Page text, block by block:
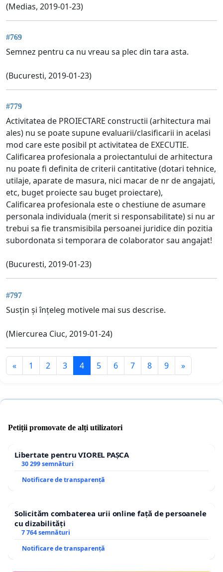
(Medias, 2019-01-23)
#769
Semnez pentru ca nu vreau sa plec din tara asta.
(Bucuresti, 2019-01-23)
#779
Activitatea de PROIECTARE constructii (arhitectura mai
ales) nu se poate supune evaluarii/clasificarii in acelasi
mod care este posibil pt activitatea de EXECUTIE.
Calificarea profesionala a proiectantului de arhitectura
nu poate fi definita de criterii cantitative (dotari tehnice,
utilaje, aparate de masura, nici macar de nr de angajati,
etc, buget proiecte sau buget proiectare),
Calificarea profesionala este o chestiune de asumare
personala individuala (merit si responsabilitate) si nu ar
trebui sa fie transmisibila persoanei juridice din pozitia
subordonata si temporara de colaborator sau angajat!
(Bucuresti, 2019-01-23)
#797
Susțin și înțeleg motivele mai sus descrise.
(Miercurea Ciuc, 2019-01-24)
« 1 2 3 4 5 6 7 8 9 »
Petiții promovate de alți utilizatori
Libertate pentru VIOREL PAȘCA
30 299 semnături
Notificare de transparență
Solicităm combaterea urii online față de persoanele
cu dizabilități
7 764 semnături
Notificare de transparență